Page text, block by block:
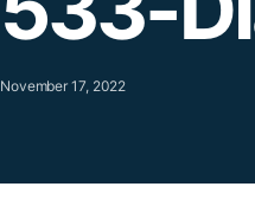
November 17, 2022